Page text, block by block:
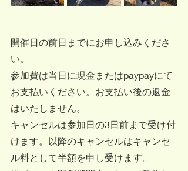
開催日の前日までにお申し込みくださ
い。
参加費は当日に現金またはpaypayにて
お支払いください。お支払い後の返金
はいたしません。
キャンセルは参加日の3日前まで受け付
けます。以降のキャンセルはキャンセ
ル料として半額を申し受けます。